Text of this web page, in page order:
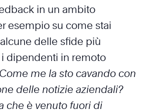
in un ambito
esempio su come stai
delle sfide più
dipendenti in remoto
Come me la sto cavando con
delle notizie aziendali?
che è venuto fuori di